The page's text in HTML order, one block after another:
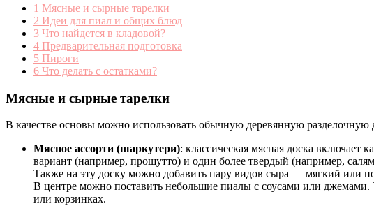
1 Мясные и сырные тарелки
2 Идеи для пиал и общих блюд
3 Что найдется в кладовой?
4 Предварительная подготовка
5 Пироги
6 Что делать с остатками?
Мясные и сырные тарелки
В качестве основы можно использовать обычную деревянную
Мясное ассорти (шаркутери): классическая мясная доска
вариант (например, прошутто) и один более твердый (например,
Также на эту доску можно добавить пару видов сыра — мягкий или
В центре можно поставить небольшие пиалы с соусами или джемами.
или корзинках.